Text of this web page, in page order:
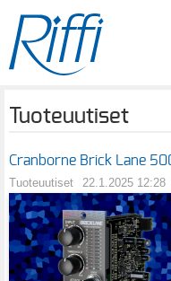
Tuoteuutiset
Cranborne Brick Lane
Tuoteuutiset 22.1.2025 12:28